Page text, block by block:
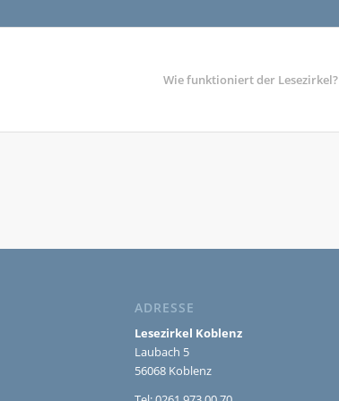
Wie funktioniert der Lesezirkel?
ADRESSE
Lesezirkel Koblenz
Laubach 5
56068 Koblenz